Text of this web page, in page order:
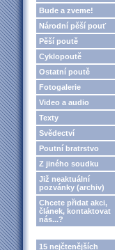
Bude a zveme!
Národní pěší pouť
Pěší poutě
Cyklopoutě
Ostatní poutě
Fotogalerie
Video a audio
Texty
Svědectví
Poutní bratrstvo
Z jiného soudku
Již neaktuální
pozvánky (archiv)
Chcete přidat akci,
článek, kontaktovat
nás...?
15 nejčtenějších